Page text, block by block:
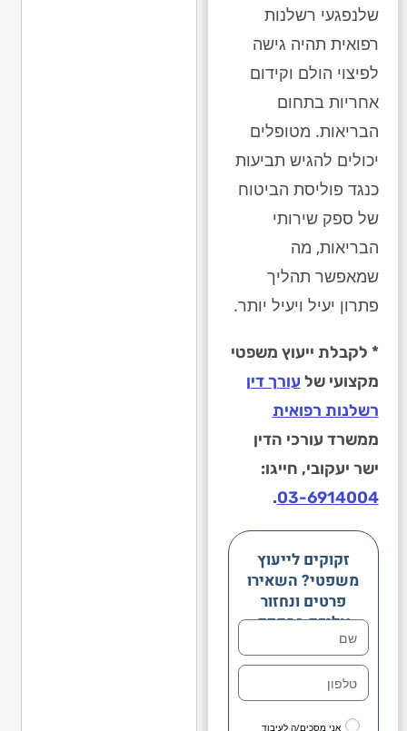
שלנפגעי רשלנות
רפואית תהיה גישה
לפיצוי הולם וקידום
אחריות בתחום
הבריאות. מטופלים
יכולים להגיש תביעות
כנגד פוליסת הביטוח
של ספק שירותי
הבריאות, מה
שמאפשר תהליך
פתרון יעיל ויעיל יותר.
* לקבלת ייעוץ משפטי
מקצועי של עורך דין
רשלנות רפואית
ממשרד עורכי הדין
ישר יעקובי, חייגו:
03-6914004
.
זקוקים לייעוץ
משפטי? השאירו
פרטים ונחזור
אליכם בהקדם
אני מסכים/ה לעיבוד